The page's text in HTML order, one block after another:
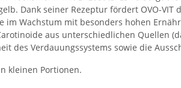
Dank seiner Rezeptur fördert OVO-
im Wachstum mit besonders hohen
aus unterschiedlichen Quellen
des Verdauungssystems sowie die
kleinen Portionen.